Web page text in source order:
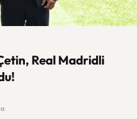
Real Madridli